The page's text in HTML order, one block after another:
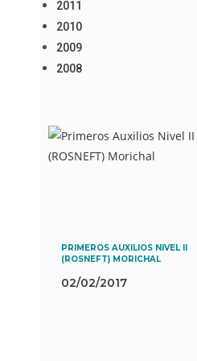
2011
2010
2009
2008
PRIMEROS AUXILIOS NIVEL II
(ROSNEFT) MORICHAL
02/02/2017